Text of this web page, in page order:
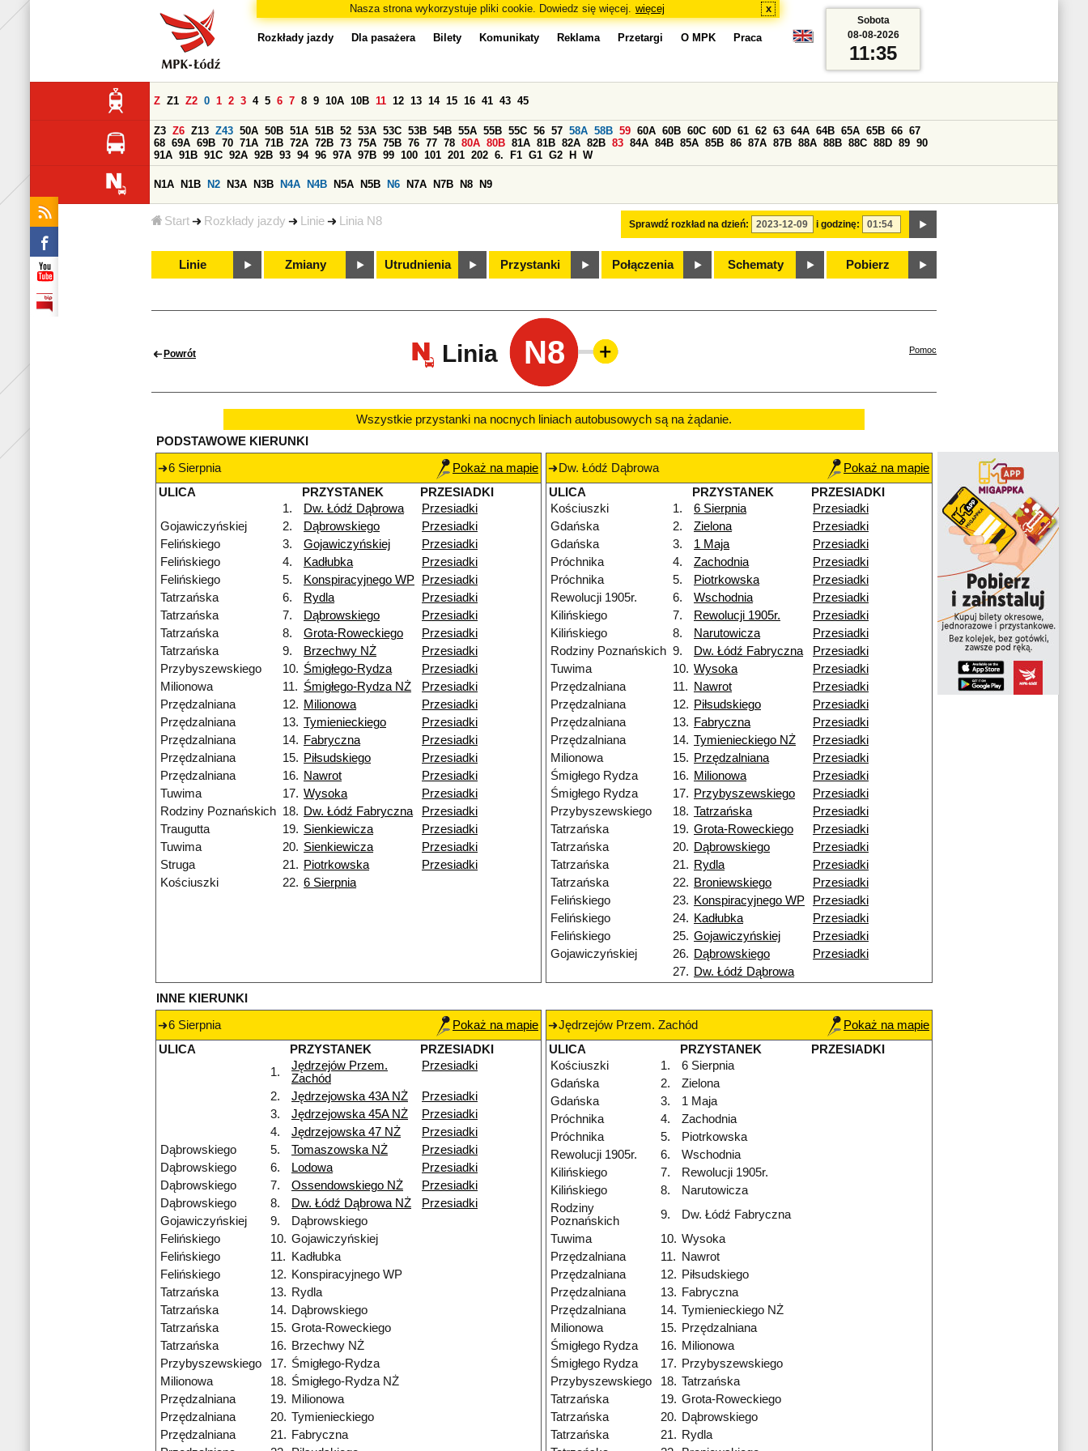
Nasza strona wykorzystuje pliki cookie. Dowiedz się więcej. więcej x
Start Rozkłady jazdy Linie Linia N8
Rozkłady jazdy Dla pasażera Bilety Komunikaty Reklama Przetargi O MPK Praca
Sprawdź rozkład na dzień: i godzinę:
Z Z1 Z2 0 1 2 3 4 5 6 7 8 9 10A 10B 11 12 13 14 15 16 41 43 45
Z3 Z6 Z13 Z43 50A 50B 51A 51B 52 53A 53C 53B 54B 55A 55B 55C 56 57 58A 58B 59 60A 60B 60C 60D 61 62 63 64A 64B 65A 65B 66 67
68 69A 69B 70 71A 71B 72A 72B 73 75A 75B 76 77 78 80A 80B 81A 81B 82A 82B 83 84A 84B 85A 85B 86 87A 87B 88A 88B 88C 88D 89 90
91A 91B 91C 92A 92B 93 94 96 97A 97B 99 100 101 201 202 6. F1 G1 G2 H W
N1A N1B N2 N3A N3B N4A N4B N5A N5B N6 N7A N7B N8 N9
Linie Zmiany Utrudnienia Przystanki Połączenia Schematy Pobierz
Sobota
08-08-2026
11:35
Powrót Linia N8 Pomoc
Wszystkie przystanki na nocnych liniach autobusowych są na żądanie.
PODSTAWOWE KIERUNKI
6 Sierpnia
Pokaż na mapie
ULICA
PRZYSTANEK
PRZESIADKI
1.
Dw. Łódź Dąbrowa
Przesiadki
Gojawiczyńskiej
2. Dąbrowskiego
Przesiadki
Felińskiego
3. Gojawiczyńskiej
Przesiadki
Felińskiego
4. Kadłubka
Przesiadki
Felińskiego
5. Konspiracyjnego WP
Przesiadki
Tatrzańska
6. Rydla
Przesiadki
Tatrzańska
7. Dąbrowskiego
Przesiadki
Tatrzańska
8. Grota-Roweckiego
Przesiadki
Tatrzańska
9. Brzechwy NŻ
Przesiadki
Przybyszewskiego
10. Śmigłego-Rydza
Przesiadki
Milionowa
11. Śmigłego-Rydza NŻ
Przesiadki
Przędzalniana
12. Milionowa
Przesiadki
Przędzalniana
13. Tymienieckiego
Przesiadki
Przędzalniana
14. Fabryczna
Przesiadki
Przędzalniana
15. Piłsudskiego
Przesiadki
Przędzalniana
16. Nawrot
Przesiadki
Tuwima
17. Wysoka
Przesiadki
Rodziny Poznańskich 18. Dw. Łódź Fabryczna
Przesiadki
Traugutta
19. Sienkiewicza
Przesiadki
Tuwima
20. Sienkiewicza
Przesiadki
Struga
21. Piotrkowska
Przesiadki
Kościuszki
22. 6 Sierpnia
Dw. Łódź Dąbrowa
Pokaż na mapie
ULICA
PRZYSTANEK
PRZESIADKI
Kościuszki
1. 6 Sierpnia
Przesiadki
Gdańska
2. Zielona
Przesiadki
Gdańska
3. 1 Maja
Przesiadki
Próchnika
4. Zachodnia
Przesiadki
Próchnika
5. Piotrkowska
Przesiadki
Rewolucji 1905r.
6. Wschodnia
Przesiadki
Kilińskiego
7. Rewolucji 1905r.
Przesiadki
Kilińskiego
8. Narutowicza
Przesiadki
Rodziny Poznańskich 9. Dw. Łódź Fabryczna
Przesiadki
Tuwima
10. Wysoka
Przesiadki
Przędzalniana
11. Nawrot
Przesiadki
Przędzalniana
12. Piłsudskiego
Przesiadki
Przędzalniana
13. Fabryczna
Przesiadki
Przędzalniana
14. Tymienieckiego NŻ
Przesiadki
Milionowa
15. Przędzalniana
Przesiadki
Śmigłego Rydza
16. Milionowa
Przesiadki
Śmigłego Rydza
17. Przybyszewskiego
Przesiadki
Przybyszewskiego
18. Tatrzańska
Przesiadki
Tatrzańska
19. Grota-Roweckiego
Przesiadki
Tatrzańska
20. Dąbrowskiego
Przesiadki
Tatrzańska
21. Rydla
Przesiadki
Tatrzańska
22. Broniewskiego
Przesiadki
Felińskiego
23. Konspiracyjnego WP
Przesiadki
Felińskiego
24. Kadłubka
Przesiadki
Felińskiego
25. Gojawiczyńskiej
Przesiadki
Gojawiczyńskiej
26. Dąbrowskiego
Przesiadki
27. Dw. Łódź Dąbrowa
INNE KIERUNKI
6 Sierpnia
Pokaż na mapie
ULICA
PRZYSTANEK
PRZESIADKI
1.
Jędrzejów Przem.
Zachód
Przesiadki
2. Jędrzejowska 43A NŻ
Przesiadki
3.
Jędrzejowska 45A NŻ
Przesiadki
4.
Jędrzejowska 47 NŻ
Przesiadki
Dąbrowskiego
5. Tomaszowska NŻ
Przesiadki
Dąbrowskiego
6. Lodowa
Przesiadki
Dąbrowskiego
7. Ossendowskiego NŻ
Przesiadki
Dąbrowskiego
8. Dw. Łódź Dąbrowa NŻ
Przesiadki
Gojawiczyńskiej
9.
Dąbrowskiego
Felińskiego
10. Gojawiczyńskiej
Felińskiego
11.
Kadłubka
Felińskiego
12. Konspiracyjnego WP
Tatrzańska
13. Rydla
Tatrzańska
14. Dąbrowskiego
Tatrzańska
15. Grota-Roweckiego
Tatrzańska
16. Brzechwy NŻ
Przybyszewskiego
17. Śmigłego-Rydza
Milionowa
18. Śmigłego-Rydza NŻ
Przędzalniana
19. Milionowa
Przędzalniana
20. Tymienieckiego
Przędzalniana
21. Fabryczna
Jędrzejów Przem. Zachód
Pokaż na mapie
ULICA
PRZYSTANEK
PRZESIADKI
Kościuszki
1.
6 Sierpnia
Gdańska
2.
Zielona
Gdańska
3.
1 Maja
Próchnika
4.
Zachodnia
Próchnika
5.
Piotrkowska
Rewolucji 1905r.
6.
Wschodnia
Kilińskiego
7.
Rewolucji 1905r.
Kilińskiego
8.
Narutowicza
Rodziny
Poznańskich
9.
Dw. Łódź Fabryczna
Tuwima
10. Wysoka
Przędzalniana
11.
Nawrot
Przędzalniana
12. Piłsudskiego
Przędzalniana
13. Fabryczna
Przędzalniana
14. Tymienieckiego NŻ
Milionowa
15. Przędzalniana
Śmigłego Rydza
16. Milionowa
Śmigłego Rydza
17. Przybyszewskiego
Przybyszewskiego
18. Tatrzańska
Tatrzańska
19. Grota-Roweckiego
Tatrzańska
20. Dąbrowskiego
Tatrzańska
21. Rydla